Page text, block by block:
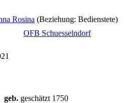
Rosina (Beziehung: Bedienstete)
OFB Schuesselndorf
geb. geschätzt 1750